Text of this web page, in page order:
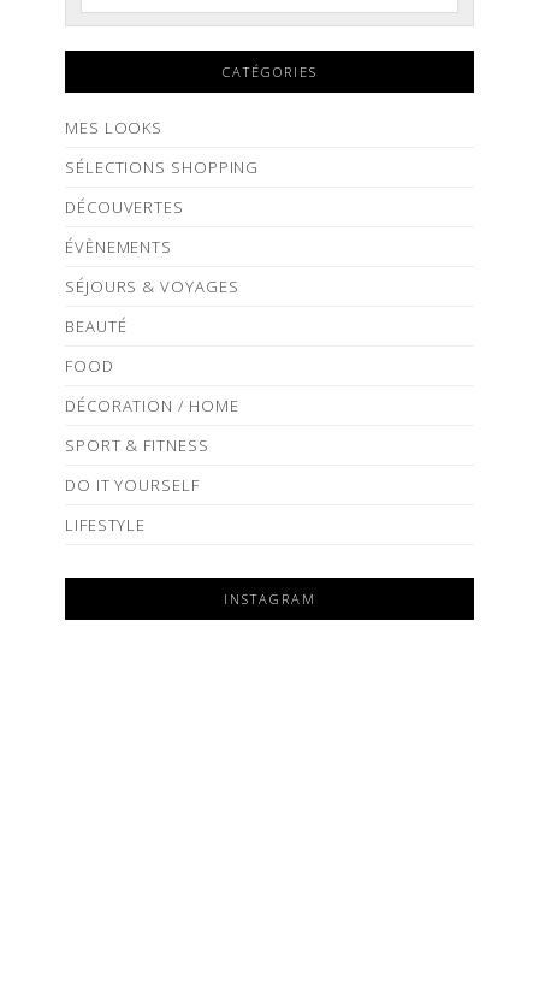
CATÉGORIES
MES LOOKS
SÉLECTIONS SHOPPING
DÉCOUVERTES
ÉVÈNEMENTS
SÉJOURS & VOYAGES
BEAUTÉ
FOOD
DÉCORATION / HOME
SPORT & FITNESS
DO IT YOURSELF
LIFESTYLE
INSTAGRAM